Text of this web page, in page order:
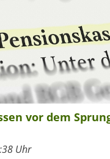
vor dem
Uhr